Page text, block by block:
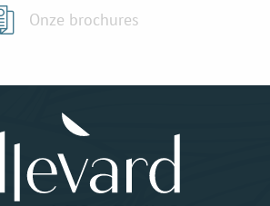
Onze brochures